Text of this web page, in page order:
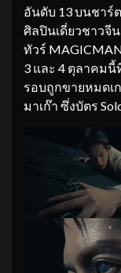
อันดับ 13 บนชาร์
ศิลปินเดี่ยวชาวจี
ทัวร์
3 และ 4 ตุลาคมนี้
รอบถูกขายหมดเ
มาเก๊า ซึ่งบัตร